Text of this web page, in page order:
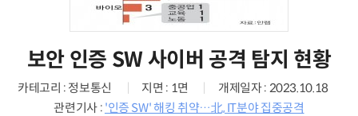
보안 인증 SW 사이버 공격 탐지 현황
카테고리 : 정보통신 지면 : 1면
개제일자 : 2023.10.18
관련기사 : '인증 SW' 해킹 취약…北, IT분야 집중공격